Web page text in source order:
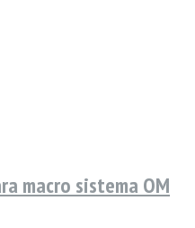
macro sistema OM